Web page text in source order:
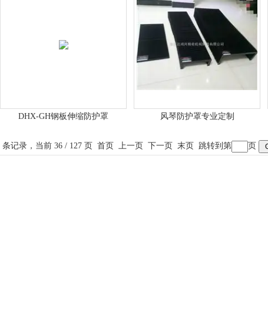
DHX-GH钢板伸缩防护罩 风琴防护罩专业定制
条记录，当前 36 / 127 页 首页 上一页 下一页 末页 跳转到第 页